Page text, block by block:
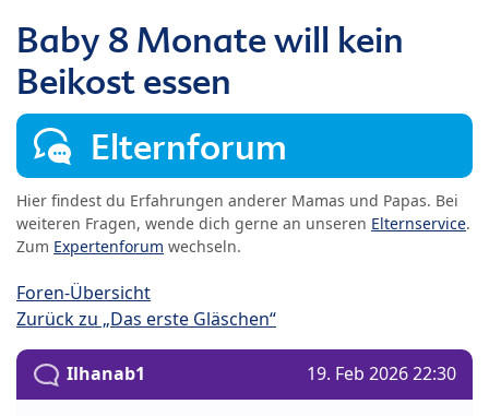
Baby 8 Monate will kein
Beikost essen
Elternforum
Hier findest du Erfahrungen anderer Mamas und Papas. Bei
weiteren Fragen, wende dich gerne an unseren Elternservice.
Zum Expertenforum wechseln.
Foren-Übersicht
Zurück zu „Das erste Gläschen“
Ilhanab1 19. Feb 2026 22:30